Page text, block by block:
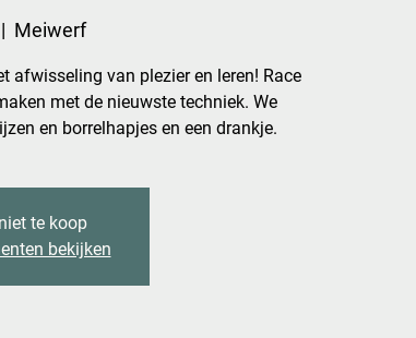
Meiwerf
afwisseling van plezier en leren! Race
met de nieuwste techniek. We
te koop
bekijken